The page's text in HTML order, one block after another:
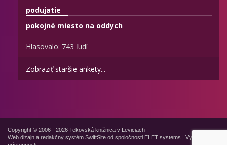
podujatie
pokojné miesto na oddych
Hlasovalo: 743 ľudí
Zobraziť staršie ankety...
Copyright © 2006 - 2026 Tekovská knižnica v Leviciach
Web dizajn a redakčný systém SwiftSite od spoločnosti ELET systems | Vyhlásenie o